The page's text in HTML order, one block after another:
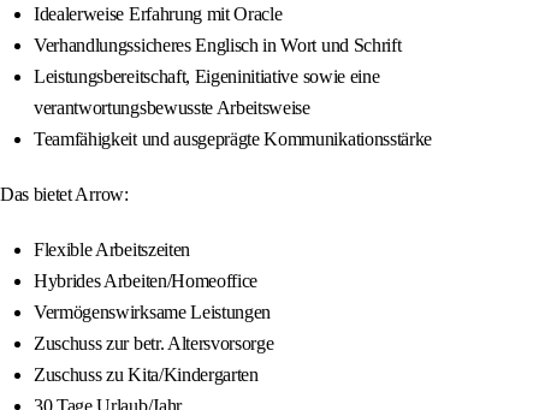
Idealerweise Erfahrung mit Oracle
Verhandlungssicheres Englisch in Wort und Schrift
Leistungsbereitschaft, Eigeninitiative sowie eine
verantwortungsbewusste Arbeitsweise
Teamfähigkeit und ausgeprägte Kommunikationsstärke
Das bietet Arrow:
Flexible Arbeitszeiten
Hybrides Arbeiten/Homeoffice
Vermögenswirksame Leistungen
Zuschuss zur betr. Altersvorsorge
Zuschuss zu Kita/Kindergarten